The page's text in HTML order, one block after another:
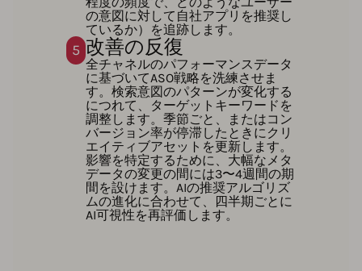
の意図に対して自社アプリを推奨し
ているか）を追跡します。
5 改善の反復
全チャネルのパフォーマンスデータ
に基づいてASO戦略を洗練させま
す。検索意図のパターンが変化する
につれて、ターゲットキーワードを
調整します。季節ごと、またはコン
バージョン率が停滞したときにクリ
エイティブアセットを更新します。
影響を特定するために、大幅なメタ
データの変更の間には3〜4週間の期
間を設けます。AIの推奨アルゴリズ
ムの進化に合わせて、四半期ごとに
AI可視性を再評価します。